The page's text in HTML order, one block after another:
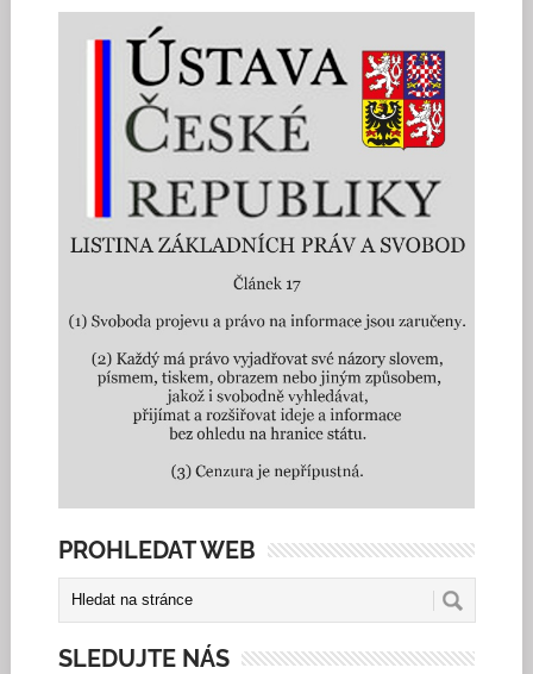
PROHLEDAT WEB
SLEDUJTE NÁS